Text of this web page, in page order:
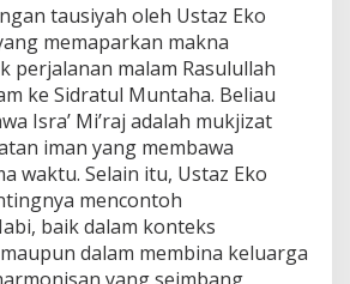
n
e
s
i
a
M
a
j
u
tausiyah oleh Ustaz Eko
memaparkan makna
perjalanan malam Rasulullah
ke Sidratul Muntaha. Beliau
Isra’ Mi’raj adalah mukjizat
iman yang membawa
waktu. Selain itu, Ustaz Eko
mencontoh
baik dalam konteks
dalam membina keluarga